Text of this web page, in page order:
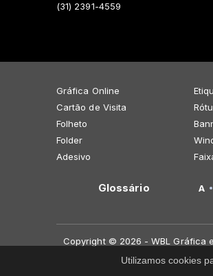
(31) 2391-4559
Gráfica Online
Cartão de Visita
Folheto
Folder
Adesivo
Glossário A
Copyright © 2026 - WBL Gráfica
Utilizamos cookies